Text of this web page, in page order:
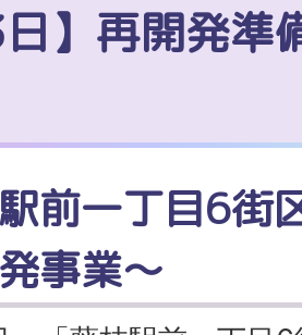
日】再開発準
前一丁目6街
事業～